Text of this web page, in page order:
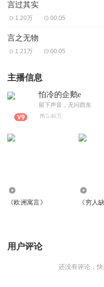
言过其实
1.20万 00:05
言之无物
1.21万 00:05
主播信息
怕冷的企鹅e
留下声音，无问西东
5.46万
《欧洲寓言》 《穷人
用户评论
还没有评论，快